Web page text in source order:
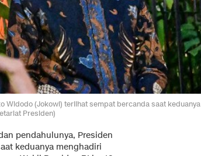
Widodo (Jokowi) terlihat sempat bercanda saat keduanya
Presiden)
pendahulunya, Presiden
keduanya menghadiri